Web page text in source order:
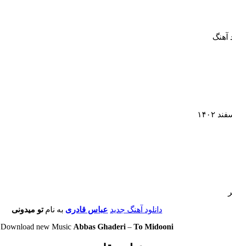
آهنگ
دانلود آهنگ جدید عباس قادری به نامتو میدونى
Download new Music Abbas Ghaderi – To Midooni